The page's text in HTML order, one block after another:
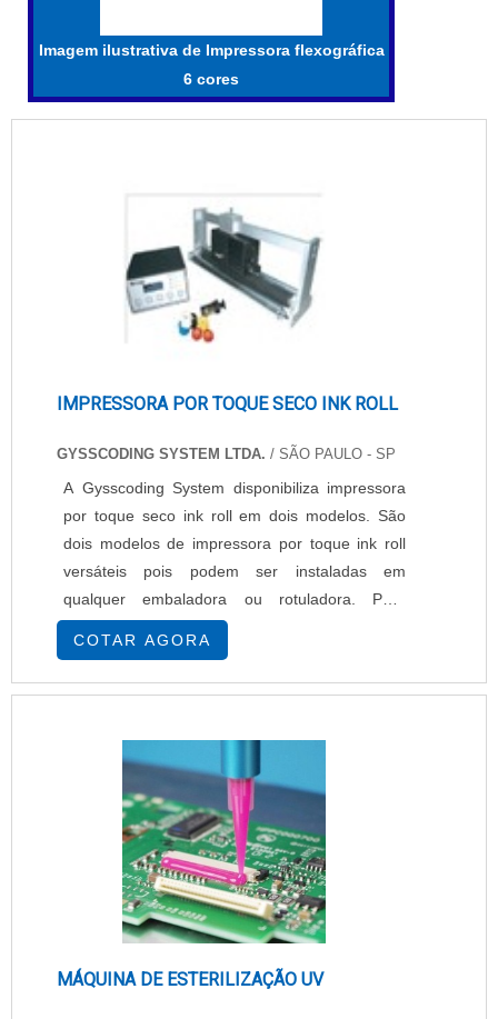
Imagem ilustrativa de Impressora flexográfica
6 cores
IMPRESSORA POR TOQUE SECO INK ROLL
GYSSCODING SYSTEM LTDA. / SÃO PAULO - SP
A Gysscoding System disponibiliza impressora
por toque seco ink roll em dois modelos. São
dois modelos de impressora por toque ink roll
versáteis pois podem ser instaladas em
qualquer embaladora ou rotuladora. Para
atender as diversas necessidades das
empresas a impressora por toque seco ink roll
Gyss possui o modelo GYSS 1100 e o outro
GYSS 1300. Impressora por toque seco ink rool
Gyss 1100 apresent....
COTAR AGORA
MÁQUINA DE ESTERILIZAÇÃO UV